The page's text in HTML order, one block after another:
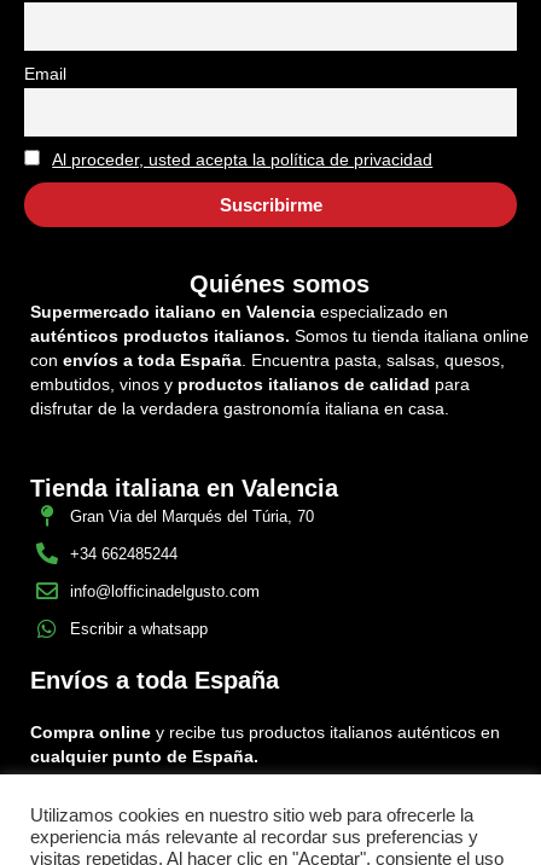
Email
Al proceder, usted acepta la política de privacidad
Quiénes somos
Supermercado italiano en Valencia especializado en
auténticos productos italianos. Somos tu tienda italiana online
con envíos a toda España. Encuentra pasta, salsas, quesos,
embutidos, vinos y productos italianos de calidad para
disfrutar de la verdadera gastronomía italiana en casa.
Tienda italiana en Valencia
Gran Via del Marqués del Túria, 70
+34 662485244
info@lofficinadelgusto.com
Escribir a whatsapp
Envíos a toda España
Compra online y recibe tus productos italianos auténticos en
cualquier punto de España.
Encuéntranos en:
Utilizamos cookies en nuestro sitio web para ofrecerle la
experiencia más relevante al recordar sus preferencias y
visitas repetidas. Al hacer clic en "Aceptar", consiente el uso